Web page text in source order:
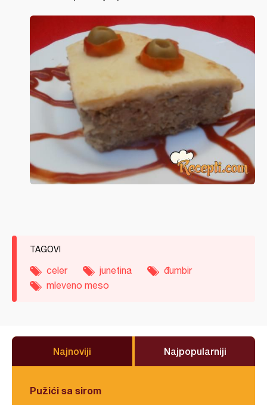
TAGOVI
celer junetina
đumbir
mleveno meso
Najnoviji Najpopularniji
Pužići sa sirom